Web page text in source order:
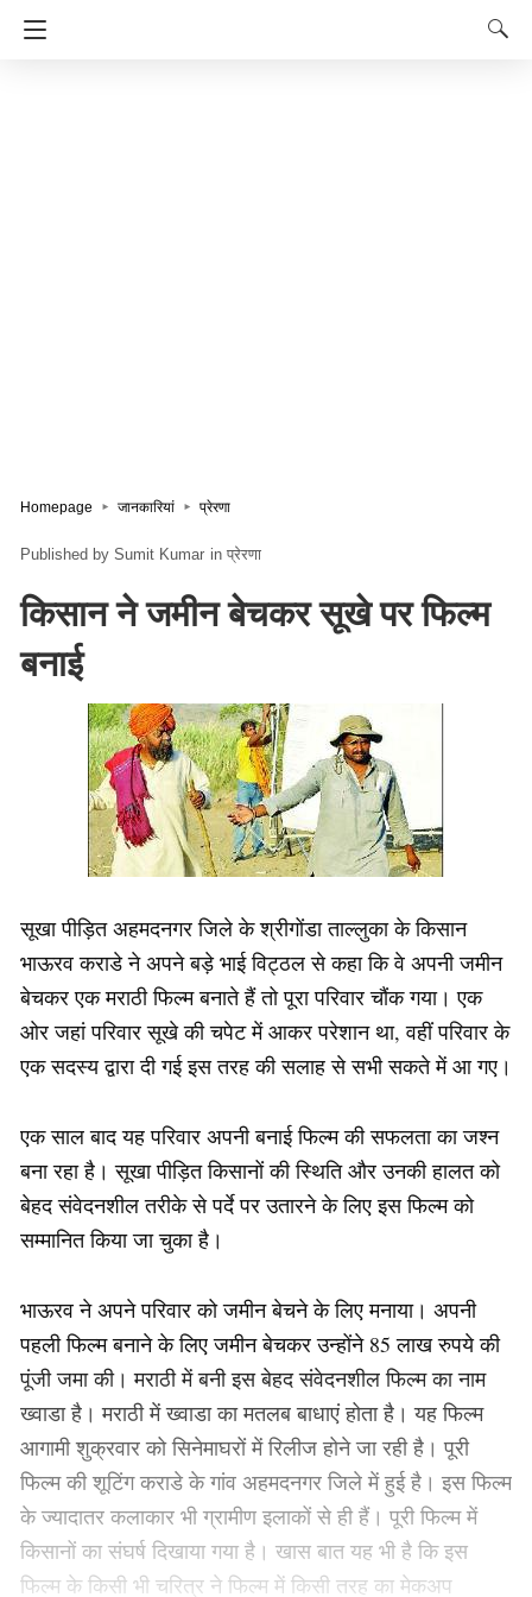
Homepage जानकारियां प्रेरणा
Sumit Kumar in प्रेरणा
किसान ने जमीन बेचकर सूखे पर फिल्म
बनाई
सूखा पीड़ित अहमदनगर जिले के श्रीगोंडा ताल्लुका के किसान
भाऊरव कराडे ने अपने बड़े भाई विट्ठल से कहा कि वे अपनी जमीन
बेचकर एक मराठी फिल्म बनाते हैं तो पूरा परिवार चौंक गया। एक
ओर जहां परिवार सूखे की चपेट में आकर परेशान था, वहीं परिवार के
एक सदस्य द्वारा दी गई इस तरह की सलाह से सभी सकते में आ गए।
एक साल बाद यह परिवार अपनी बनाई फिल्म की सफलता का जश्न
बना रहा है। सूखा पीड़ित किसानों की स्थिति और उनकी हालत को
बेहद संवेदनशील तरीके से पर्दे पर उतारने के लिए इस फिल्म को
सम्मानित किया जा चुका है।
भाऊरव ने अपने परिवार को जमीन बेचने के लिए मनाया। अपनी
पहली फिल्म बनाने के लिए जमीन बेचकर उन्होंने 85 लाख रुपये की
पूंजी जमा की। मराठी में बनी इस बेहद संवेदनशील फिल्म का नाम
ख्वाडा है। मराठी में ख्वाडा का मतलब बाधाएं होता है। यह फिल्म
आगामी शुक्रवार को सिनेमाघरों में रिलीज होने जा रही है। पूरी
फिल्म की शूटिंग कराडे के गांव अहमदनगर जिले में हुई है। इस फिल्म
के ज्यादातर कलाकार भी ग्रामीण इलाकों से ही हैं। पूरी फिल्म में
किसानों का संघर्ष दिखाया गया है। खास बात यह भी है कि इस
फिल्म के किसी भी चरित्र ने फिल्म में किसी तरह का मेकअप